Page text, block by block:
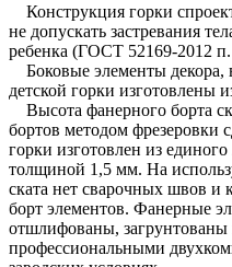
Конструкция горки
не допускать застревания
ребенка (ГОСТ 52169-2012
Боковые элементы декора,
детской горки изготовлены
Высота фанерного борта
бортов методом фрезеровки
горки изготовлен из
толщиной 1,5 мм. На
ската нет сварочных швов
борт элементов. Фанерные
отшлифованы,
профессиональными